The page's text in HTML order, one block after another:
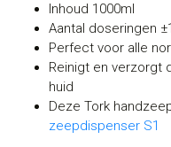
Inhoud 1000ml
Aantal doseringen
Perfect voor alle
Reinigt en verzorgt
huid
Deze Tork
zeepdispenser S1